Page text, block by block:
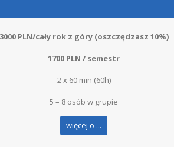
3000 PLN/cały rok z góry (oszczędzasz 10%)
1700 PLN / semestr
2 x 60 min (60h)
5 – 8 osób w grupie
więcej o ...